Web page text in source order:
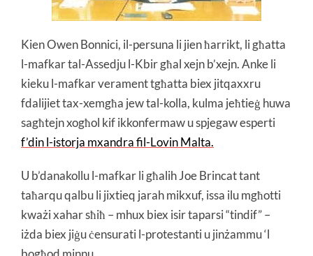
KienOwen Bonnici, il-persuna li jien ħarrikt, li għatta
l-mafkar tal-Assedju l-Kbir għal xejn b’xejn. Anke li
kieku l-mafkar verament tgħatta biex jitqaxxru
fdalijiet tax-xemgħa jew tal-kolla, kulma jeħtieġ huwa
sagħtejn xogħol kif ikkonfermaw u spjegaw esperti
f’din l-istorja mxandra fil-Lovin Malta.
U b’danakollu l-mafkar li għalih Joe Brincat tant
taħarqu qalbu li jixtieq jarah mikxuf, issa ilu mgħotti
kważi xahar sħiħ – mhux biex isir taparsi “tindif” –
iżda biex jiġu ċensurati l-protestanti u jinżammu ‘l